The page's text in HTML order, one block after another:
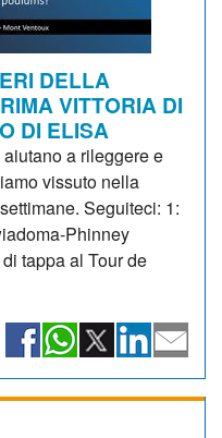
DELLA
VITTORIA DI
DI ELISA
a rileggere e
vissuto nella
Seguiteci: 1:
Phinney
tappa al Tour de